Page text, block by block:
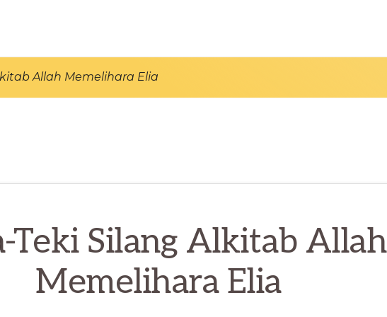
Allah Memelihara Elia
Teki Silang Alkitab Allah
Memelihara Elia